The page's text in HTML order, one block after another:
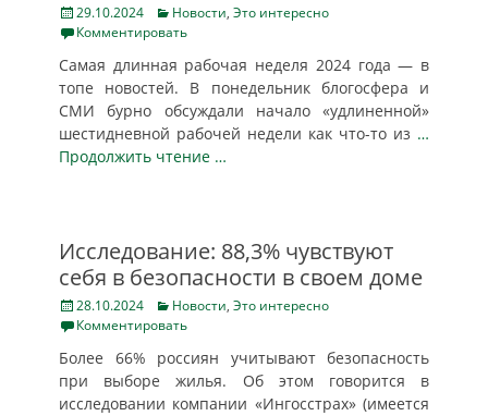
Posted
on
29.10.2024 Categories
Новости, Это интересно
Комментировать
Самая длинная рабочая неделя 2024 года — в
топе новостей. В понедельник блогосфера и
СМИ бурно обсуждали начало «удлиненной»
шестидневной рабочей недели как что-то из …
Продолжить чтение …
Исследование: 88,3% чувствуют
себя в безопасности в своем доме
Posted
on
28.10.2024 Categories
Новости, Это интересно
Комментировать
Более 66% россиян учитывают безопасность
при выборе жилья. Об этом говорится в
исследовании компании «Ингосстрах» (имеется